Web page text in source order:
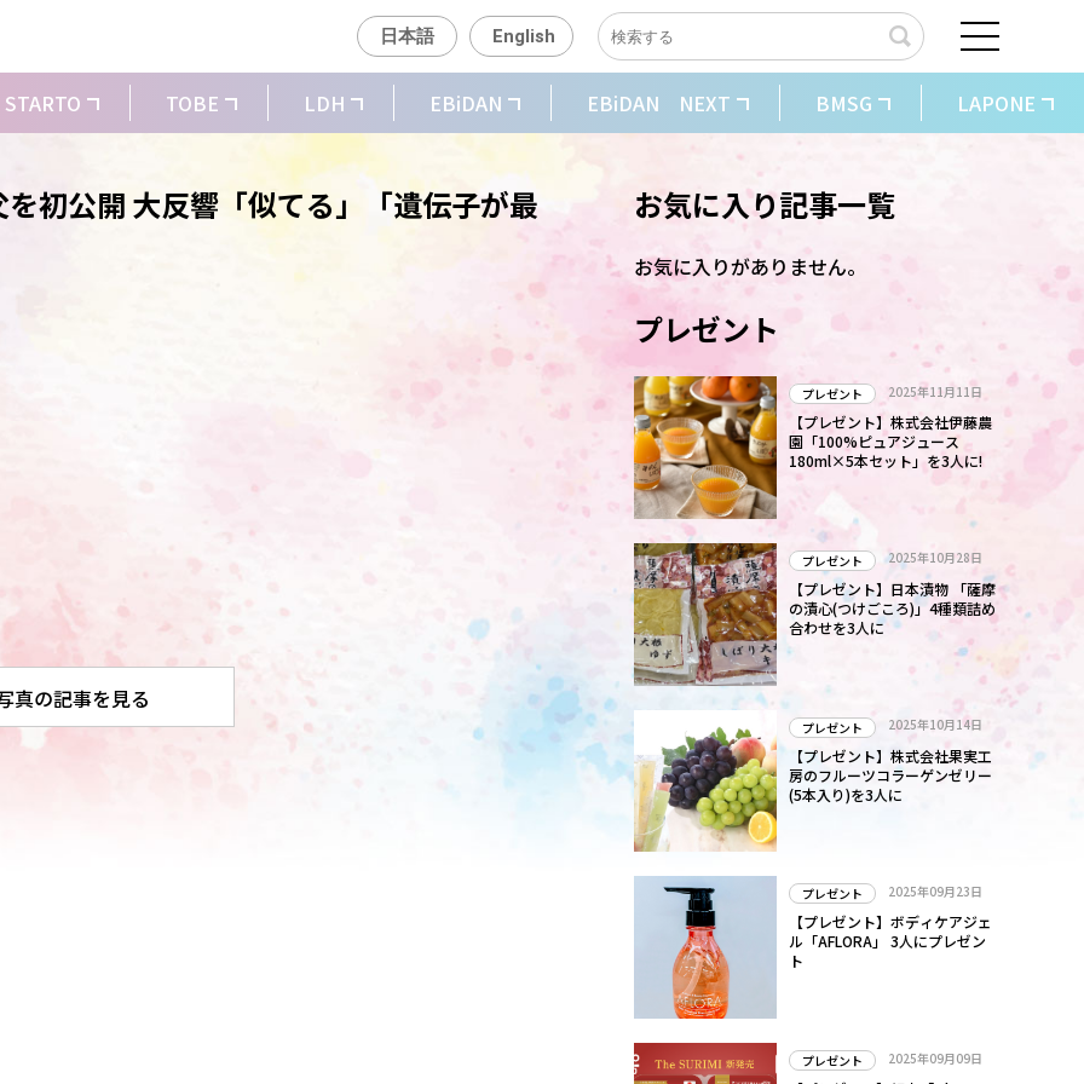
日本語 English
STARTO TOBE LDH EBiDAN EBiDAN NEXT BMSG LAPONE
初公開 大反響「似てる」「遺伝子が最
真の記事を見る
お気に入り記事一覧
お気に入りがありません。
プレゼント
プレゼント 2025年11月11日
【プレゼント】株式会社伊藤農
園「100%ピュアジュース
180ml×5本セット」を3人に!
プレゼント 2025年10月28日
【プレゼント】日本漬物 「薩摩
の漬心(つけごころ)」4種類詰め
合わせを3人に
プレゼント 2025年10月14日
【プレゼント】株式会社果実工
房のフルーツコラーゲンゼリー
(5本入り)を3人に
プレゼント 2025年09月23日
【プレゼント】ボディケアジェ
ル「AFLORA」 3人にプレゼン
ト
プレゼント 2025年09月09日